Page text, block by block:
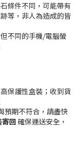
條件不同，可能帶有
等，非人為造成的皆
不同的手機/電腦螢
保護性盒裝；收到貨
預期不符合，請盡快
回確保運送安全，